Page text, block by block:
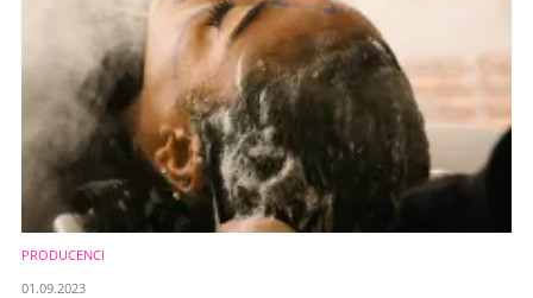
PRODUCENCI
01.09.2023